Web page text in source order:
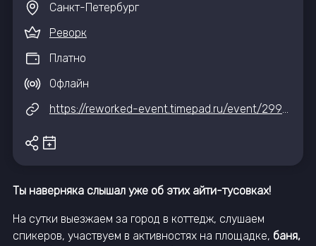
Санкт-Петербург
Реворк
Платно
Офлайн
https://reworked-event.timepad.ru/event/2994443/?utm_refcode=1eaff387192730b479cc9ac11936abf7e452e84e
Ты наверняка слышал уже об этих айти-тусовках!
На сутки выезжаем за город в коттедж, слушаем
спикеров, участвуем в активностях на площадке, баня,